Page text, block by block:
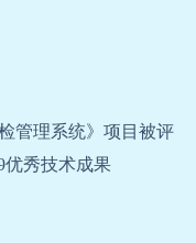
管理系统》项目被评
优秀技术成果